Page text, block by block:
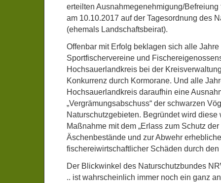
erteilten Ausnahmegenehmigung/Befreiung
am 10.10.2017 auf der Tagesordnung des
(ehemals Landschaftsbeirat).
Offenbar mit Erfolg beklagen sich alle
Sportfischervereine und
Hochsauerlandkreis bei der
Konkurrenz durch Kormorane. Und alle
Hochsauerlandkreis daraufhin eine
„Vergrämungsabschuss“ der schwarzen
Naturschutzgebieten. Begründet wird diese
Maßnahme mit dem „Erlass zum Schutz
Äschenbestände und zur Abwehr
fischereiwirtschaftlicher Schäden durch den
Der Blickwinkel des Naturschutzbundes
.. ist wahrscheinlich immer noch ein ganz